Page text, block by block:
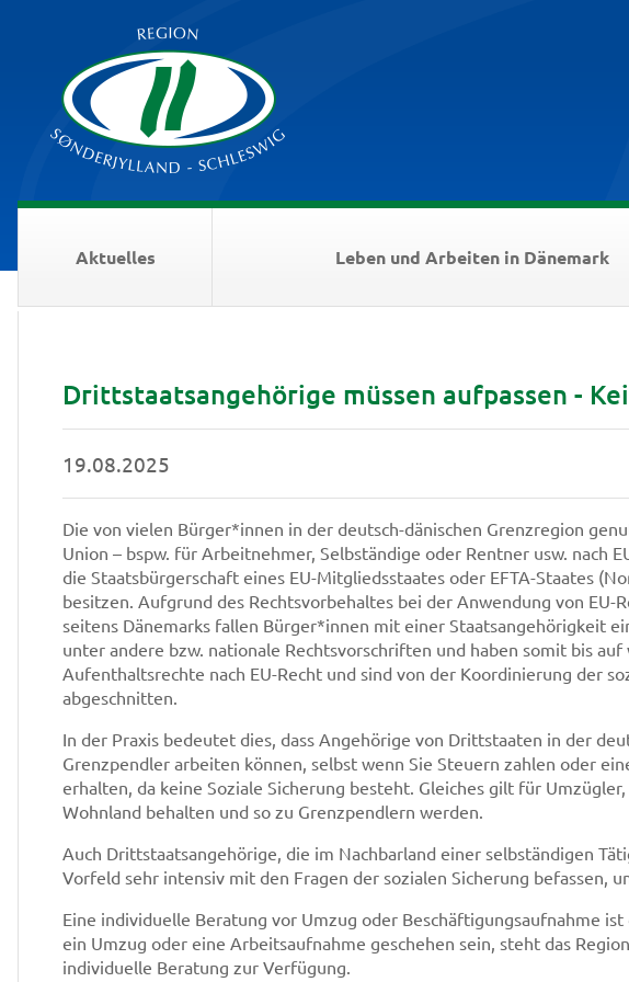
Aktuelles Leben und Arbeiten in Dänemark
Drittstaatsangehörige müssen aufpassen -
19.08.2025
Die von vielen Bürger*innen in der deutsch-dänischen Grenzregion
Union – bspw. für Arbeitnehmer, Selbständige oder Rentner usw. nach
die Staatsbürgerschaft eines EU-Mitgliedsstaates oder EFTA-Staates
besitzen. Aufgrund des Rechtsvorbehaltes bei der Anwendung von
seitens Dänemarks fallen Bürger*innen mit einer Staatsangehörigkeit
unter andere bzw. nationale Rechtsvorschriften und haben somit bis
Aufenthaltsrechte nach EU-Recht und sind von der Koordinierung der
abgeschnitten.
In der Praxis bedeutet dies, dass Angehörige von Drittstaaten in der
Grenzpendler arbeiten können, selbst wenn Sie Steuern zahlen oder
erhalten, da keine Soziale Sicherung besteht. Gleiches gilt für
Wohnland behalten und so zu Grenzpendlern werden.
Auch Drittstaatsangehörige, die im Nachbarland einer selbständigen
Vorfeld sehr intensiv mit den Fragen der sozialen Sicherung befassen,
Eine individuelle Beratung vor Umzug oder Beschäftigungsaufnahme
ein Umzug oder eine Arbeitsaufnahme geschehen sein, steht das
individuelle Beratung zur Verfügung.